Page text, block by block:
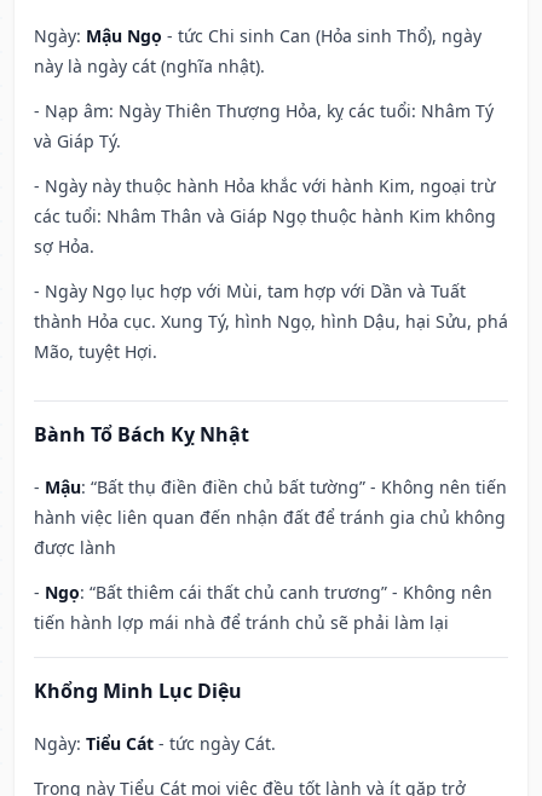
Ngày: Mậu Ngọ - tức Chi sinh Can (Hỏa sinh Thổ), ngày
này là ngày cát (nghĩa nhật).
- Nạp âm: Ngày Thiên Thượng Hỏa, kỵ các tuổi: Nhâm Tý
và Giáp Tý.
- Ngày này thuộc hành Hỏa khắc với hành Kim, ngoại trừ
các tuổi: Nhâm Thân và Giáp Ngọ thuộc hành Kim không
sợ Hỏa.
- Ngày Ngọ lục hợp với Mùi, tam hợp với Dần và Tuất
thành Hỏa cục. Xung Tý, hình Ngọ, hình Dậu, hại Sửu, phá
Mão, tuyệt Hợi.
Bành Tổ Bách Kỵ Nhật
- Mậu: “Bất thụ điền điền chủ bất tường” - Không nên tiến
hành việc liên quan đến nhận đất để tránh gia chủ không
được lành
- Ngọ: “Bất thiêm cái thất chủ canh trương” - Không nên
tiến hành lợp mái nhà để tránh chủ sẽ phải làm lại
Khổng Minh Lục Diệu
Ngày: Tiểu Cát - tức ngày Cát.
Trong này Tiểu Cát mọi việc đều tốt lành và ít gặp trở